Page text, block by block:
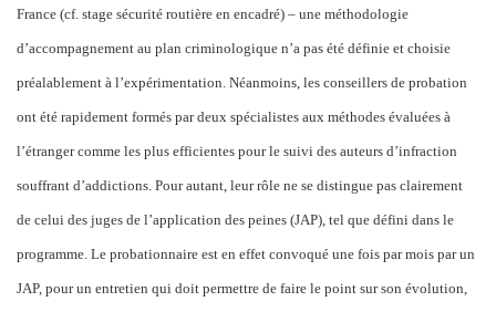
France (cf. stage sécurité routière en encadré) – une méthodologie
d’accompagnement au plan criminologique n’a pas été définie et choisie
préalablement à l’expérimentation. Néanmoins, les conseillers de probation
ont été rapidement formés par deux spécialistes aux méthodes évaluées à
l’étranger comme les plus efficientes pour le suivi des auteurs d’infraction
souffrant d’addictions. Pour autant, leur rôle ne se distingue pas clairement
de celui des juges de l’application des peines (JAP), tel que défini dans le
programme. Le probationnaire est en effet convoqué une fois par mois par un
JAP, pour un entretien qui doit permettre de faire le point sur son évolution,